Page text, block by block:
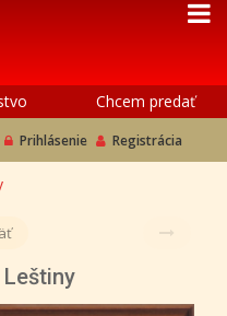
Chcem predať
Prihlásenie Registrácia